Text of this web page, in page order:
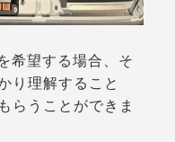
希望する場合、そ
り理解すること
らうことができま